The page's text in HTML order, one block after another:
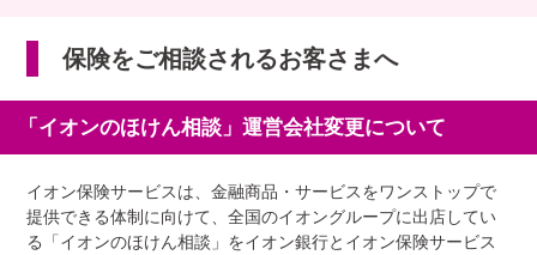
保険をご相談されるお客さまへ
「イオンのほけん相談」運営会社変更について
イオン保険サービスは、金融商品・サービスをワンストップで
提供できる体制に向けて、全国のイオングループに出店してい
る「イオンのほけん相談」をイオン銀行とイオン保険サービス